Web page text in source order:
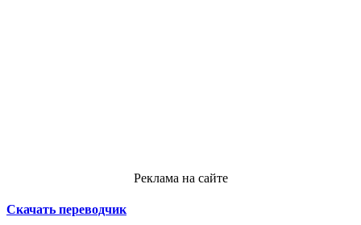
Реклама на сайте
Скачать переводчик